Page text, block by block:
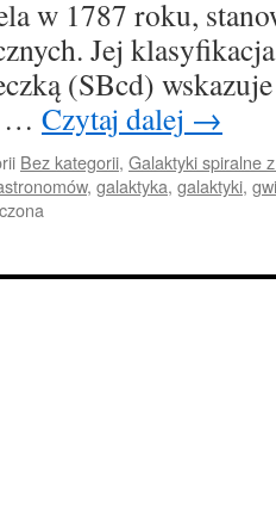
w 1787 roku,
Jej
(SBcd)
… Czytaj dalej →
Bez kategorii, Galaktyki spiralne
, galaktyka, galaktyki,